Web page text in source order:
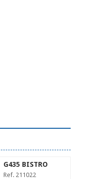
G435 BISTRO
Ref. 211022